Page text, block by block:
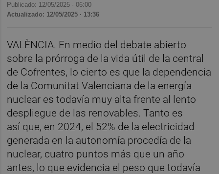
Publicado: 12/05/2025 ·06:00
Actualizado: 12/05/2025 · 13:36
VALÈNCIA. En medio del debate abierto
sobre la prórroga de la vida útil de la central
de Cofrentes, lo cierto es que la dependencia
de la Comunitat Valenciana de la energía
nuclear es todavía muy alta frente al lento
despliegue de las renovables. Tanto es
así que, en 2024, el 52% de la electricidad
generada en la autonomía procedía de la
nuclear, cuatro puntos más que un año
antes, lo que evidencia el peso que todavía